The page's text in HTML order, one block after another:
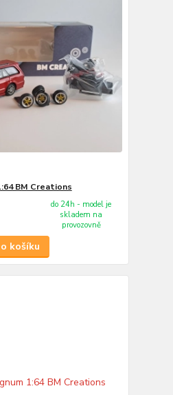
BM Creations
do 24h - model je
skladem na
provozovně
košíku